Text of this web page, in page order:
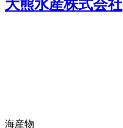
大熊水産株式会社
海産物